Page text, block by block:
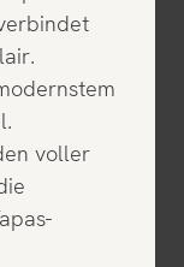
voller